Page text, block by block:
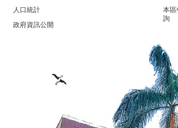
人口統計
政府資訊公開
本區
詢